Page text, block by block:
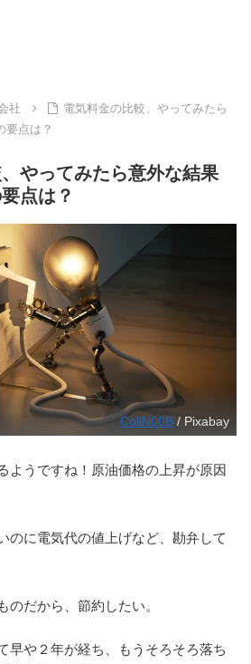
社
電気料金の比較、やってみたら
要点は？
やってみたら意外な結果
点は？
ColiN00B/ Pixabay
ようですね！原油価格の上昇が原因
のに電気代の値上げなど、勘弁して
のだから、節約したい。
早や２年が経ち、もうそろそろ落ち